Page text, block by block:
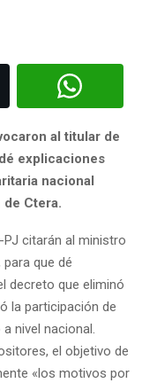
al titular de
explicaciones
nacional
Ctera.
citarán al ministro
que dé
decreto que eliminó
la participación de
nivel nacional.
el objetivo de
«los motivos por